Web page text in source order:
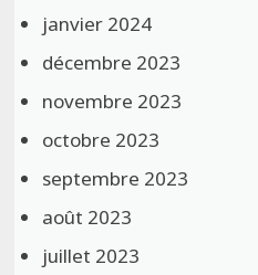
janvier 2024
décembre 2023
novembre 2023
octobre 2023
septembre 2023
août 2023
juillet 2023